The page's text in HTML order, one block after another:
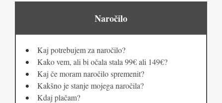
Naročilo
Kaj potrebujem za naročilo?
Kako vem, ali bi očala stala 99€ ali 149€?
Kaj če moram naročilo spremenit?
Kakšno je stanje mojega naročila?
Kdaj plačam?